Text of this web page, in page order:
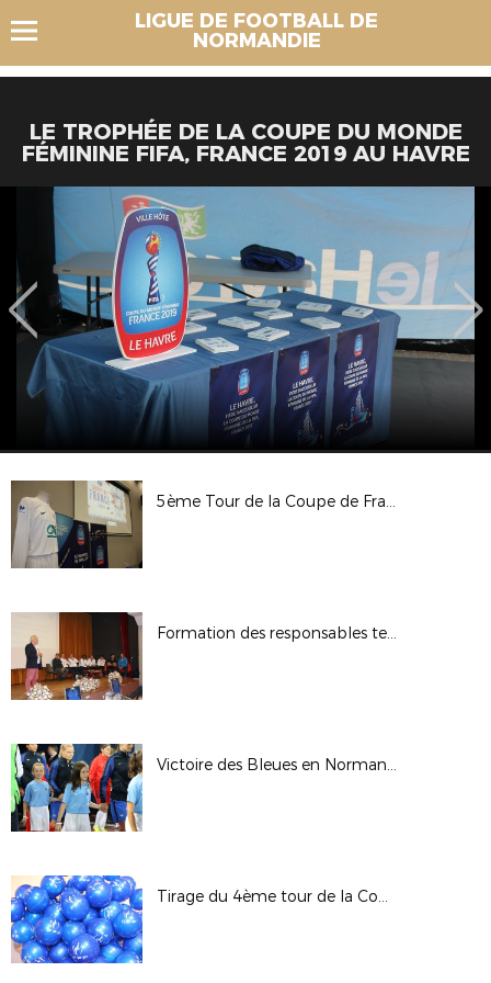
LIGUE DE FOOTBALL DE
NORMANDIE
LE TROPHÉE DE LA COUPE DU MONDE
FÉMININE FIFA, FRANCE 2019 AU HAVRE
5ème Tour de la Coupe de France - Saison 17/18
Formation des responsables techniques et pédagogiques des Sections Sportives
Victoire des Bleues en Normandie
Tirage du 4ème tour de la Coupe de France - Saison 2017/2018